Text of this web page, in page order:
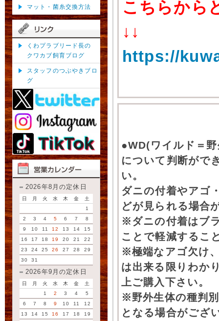
マット・菌糸交換方法
くわプラブリード長の
クワカブ飼育ブログ
スタッフのつぶやきブロ
グ
2026年8月の定休日
日 月 火 水 木 金
土
1
2
3 4 5 6 7
8
9
10 11 12 13 14
15
16
17 18 19 20 21
22
23
24 25 26 27 28
29
30
31
2026年9月の定休日
日 月 火 水 木 金
土
1
2 3 4
5
6
7 8 9 10 11
12
13
14 15 16 17 18
19
こちらから
↓↓
https://
●WD(ワイルド＝
について判断がで
い。
ダニの付着やアゴ
どが見られる場合
※ダニの付着はブ
ことで軽減するこ
※極端なアゴ欠け
は出来る限りわか
上ご購入下さい。
※野外生体の種判
となる場合がござ